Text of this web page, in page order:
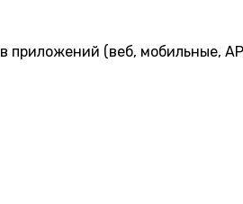
приложений (веб, мобильные,